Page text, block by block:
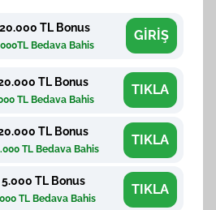
20.000 TL Bonus
Bedava Bahis
GİRİŞ
TL Bonus
TL Bedava Bahis
TIKLA
TL Bonus
TL Bedava Bahis
TIKLA
5.000 TL Bonus
TL Bedava Bahis
TIKLA